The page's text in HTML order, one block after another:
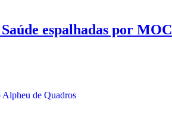
espalhadas por